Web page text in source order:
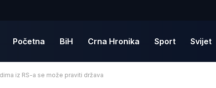
Početna BiH Crna Hronika Sport Svijet
iz RS-a se može praviti država